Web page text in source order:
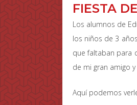
FIESTA
Los alumnos de
los niños de 3
que faltaban para
de mi gran amigo
Aquí podemos